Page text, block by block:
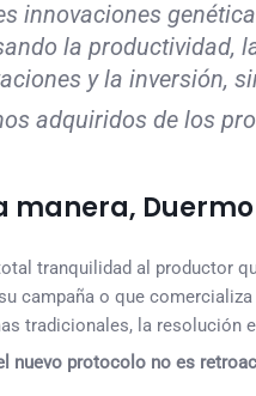
innovaciones
la productividad,
y la inversión,
adquiridos de los
manera,
tranquilidad al productor
campaña o que
tradicionales, la resolución
nuevo protocolo no es